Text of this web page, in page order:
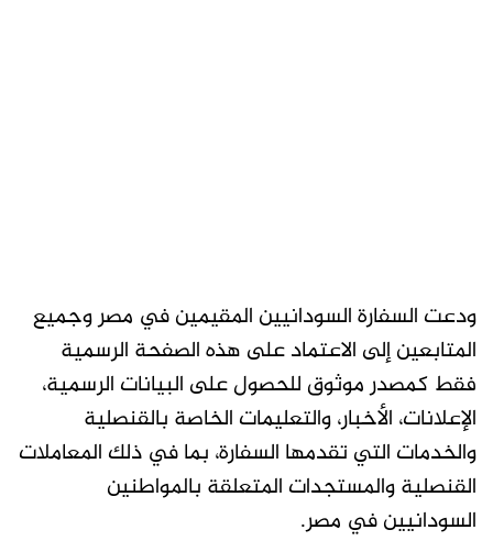
ودعت السفارة السودانيين المقيمين في مصر وجميع
المتابعين إلى الاعتماد على هذه الصفحة الرسمية
فقط كمصدر موثوق للحصول على البيانات الرسمية،
الإعلانات، الأخبار، والتعليمات الخاصة بالقنصلية
والخدمات التي تقدمها السفارة، بما في ذلك المعاملات
القنصلية والمستجدات المتعلقة بالمواطنين
السودانيين في مصر.